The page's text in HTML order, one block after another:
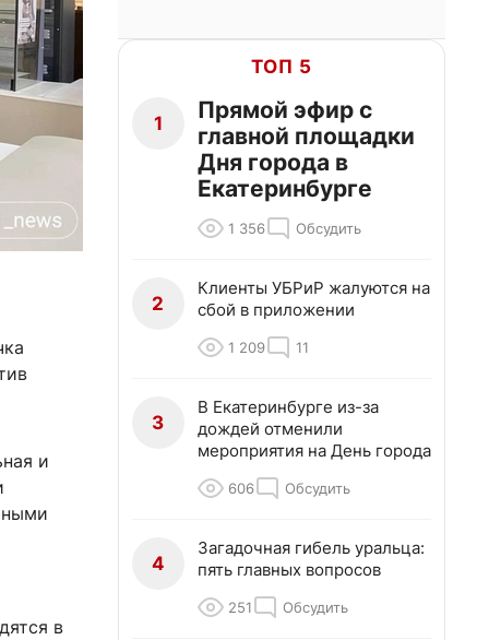
и
в
ТОП 5
1
Прямой эфир с
главной площадки
Дня города в
Екатеринбурге
1 356 Обсудить
2
Клиенты УБРиР жалуются на
сбой в приложении
1 209 11
3
В Екатеринбурге из-за
дождей отменили
мероприятия на День города
606 Обсудить
4
Загадочная гибель уральца:
пять главных вопросов
251 Обсудить